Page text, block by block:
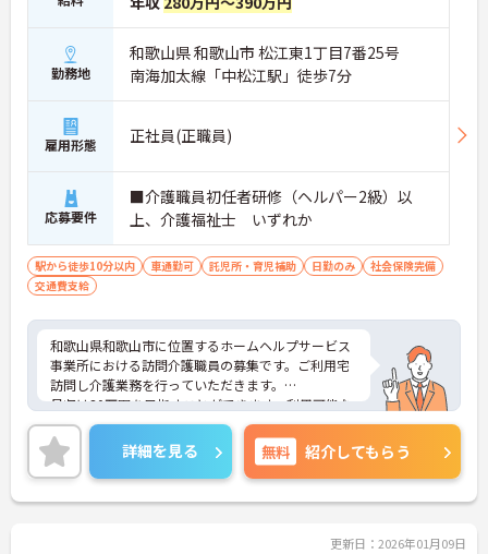
勤務地
和歌山県 和歌山市 松江東1丁目7番25号
南海加太線「中松江駅」徒歩7分
雇用形態 正社員(正職員)
応募要件
■介護職員初任者研修（ヘルパー2級）以
上、介護福祉士 いずれか
駅から徒歩10分以内 車通勤可 託児所・育児補助 日勤のみ
社会保険完備
交通費支給
和歌山県和歌山市に位置するホームヘルプサービス
事業所における訪問介護職員の募集です。ご利用宅
訪問し介護業務を行っていただきます。
月収は30万円を目指すことができます。利用可能な
託児所があり、子育て世代の方も安心してご勤務い
ただけます。
ご興味のある方には、面接対策ポイントなど、さら
に詳細をお話しいたしますのでお気軽にご相談くだ
さい！
詳細を見る 無料 紹介してもらう
更新日：2026年01月09日